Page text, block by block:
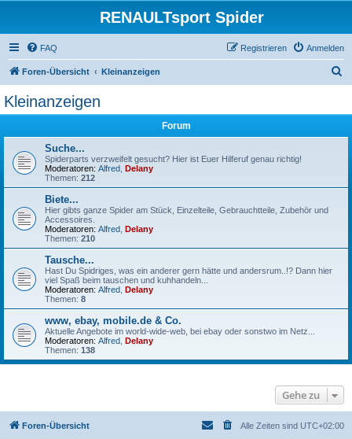
RENAULTsport Spider
FAQ Anmelden
Registrieren
Foren-Übersicht Kleinanzeigen
Kleinanzeigen
Forum
Suche...
Spiderparts verzweifelt gesucht? Hier ist Euer Hilferuf genau richtig!
Moderatoren: Alfred Delany
Themen: 212
Biete...
Hier gibts ganze Spider am Stück, Einzelteile, Gebrauchtteile, Zubehör und
Accessoires.
Moderatoren: Alfred Delany
Themen: 210
Tausche...
Hast Du Spidriges, was ein anderer gern hätte und andersrum..!? Dann hier
viel Spaß beim tauschen und kuhhandeln...
Moderatoren: Alfred Delany
Themen: 8
www, ebay, mobile.de & Co.
Aktuelle Angebote im world-wide-web, bei ebay oder sonstwo im Netz...
Moderatoren: Alfred Delany
Themen: 138
Gehe zu
Foren-Übersicht Alle Zeiten sind UTC+02:00